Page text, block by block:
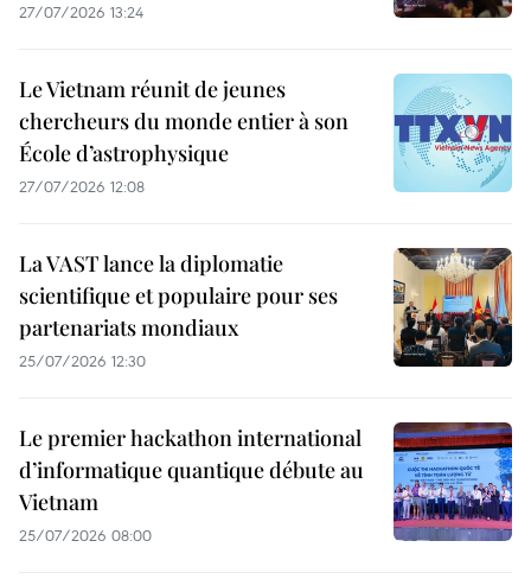
27/07/2026 13:24
Le Vietnam réunit de jeunes
chercheurs du monde entier à son
École d’astrophysique
27/07/2026 12:08
La VAST lance la diplomatie
scientifique et populaire pour ses
partenariats mondiaux
25/07/2026 12:30
Le premier hackathon international
d’informatique quantique débute au
Vietnam
25/07/2026 08:00